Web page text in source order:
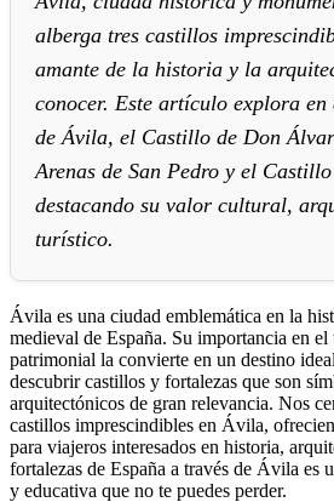
alberga tres castillos
amante de la historia y la
conocer. Este artículo explora
de Ávila, el Castillo de Don
Arenas de San Pedro y el
destacando su valor cultural,
turístico.
Ávila es una ciudad emblemática en la
medieval de España. Su importancia en
patrimonial la convierte en un destino
descubrir castillos y fortalezas que son
arquitectónicos de gran relevancia. Nos
castillos imprescindibles en Ávila,
para viajeros interesados en historia,
fortalezas de España a través de Ávila es
y educativa que no te puedes perder.